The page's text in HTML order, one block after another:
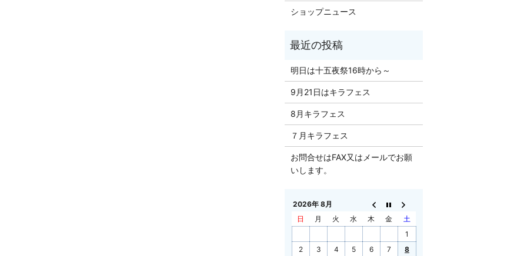
ショップニュース
明日は十五夜祭16時から～
9月21日はキラフェス
8月キラフェス
７月キラフェス
お問合せはFAX又はメールでお願
いします。
2026年 8月
日
月 火 水 木 金
土
1
2
3 4 5 6 7 8